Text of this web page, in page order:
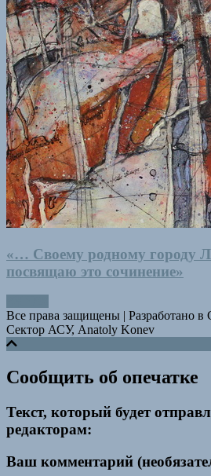
«… Своему родному городу
посвящаю это сочинение»
Все права защищены | Разработано
Сектор АСУ, Anatoly Konev
Сообщить об опечатке
Текст, который будет
редакторам:
Ваш комментарий